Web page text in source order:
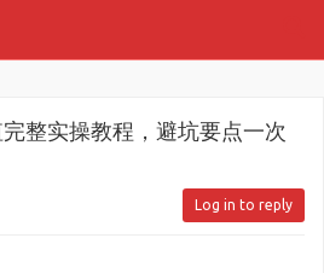
整实操教程，避坑要点一次
Log in to reply